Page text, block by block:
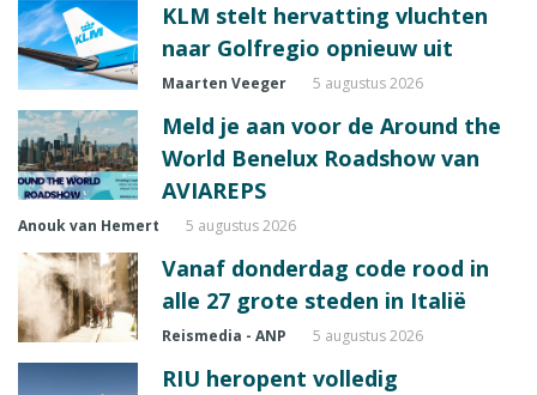
KLM stelt hervatting vluchten
naar Golfregio opnieuw uit
Maarten Veeger 5 augustus 2026
Meld je aan voor de Around the
World Benelux Roadshow van
AVIAREPS
Anouk van Hemert 5 augustus 2026
Vanaf donderdag code rood in
alle 27 grote steden in Italië
Reismedia - ANP 5 augustus 2026
RIU heropent volledig